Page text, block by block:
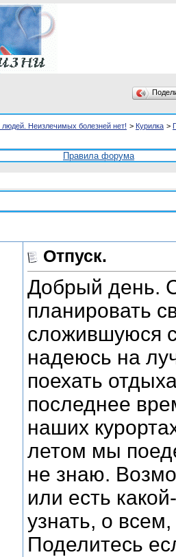
Неизлечимых болезней нет! > Курилка >
Правила форума
Отпуск.
Добрый день.
планировать
сложившуюся
надеюсь на
поехать
последнее
наших
летом мы
не знаю.
или есть
узнать, о
Поделитесь